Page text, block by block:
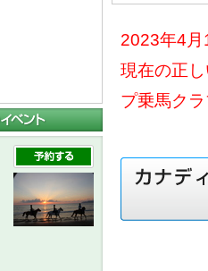
2023年4月
現在の正
プ乗馬ク